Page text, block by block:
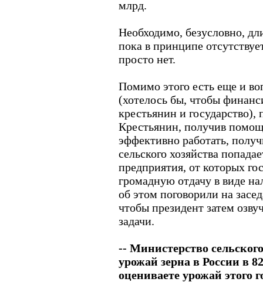
млрд.
Необходимо, безусловно,
пока в принципе
просто нет.
Помимо этого есть еще и
(хотелось бы, чтобы
крестьянин и
Крестьянин, получив
эффективно работать,
сельского хозяйства
предприятия, от которых
громадную отдачу в виде
об этом поговорили на
чтобы президент затем
задачи.
-- Министерство
урожай зерна в России в
оцениваете урожай этого